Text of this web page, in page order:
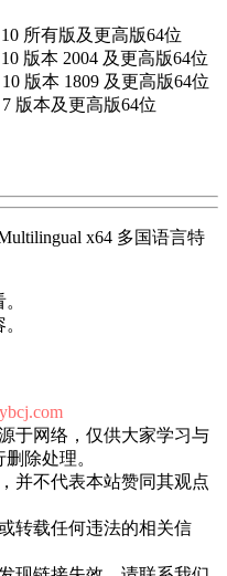
所有版及更高版64位
版本 2004 及更高版64位
版本 1809 及更高版64位
版本及更高版64位
x64 多国语言特
于网络，仅供大家学习与
除处理。
并不代表本站赞同其观点
转载任何违法的相关信